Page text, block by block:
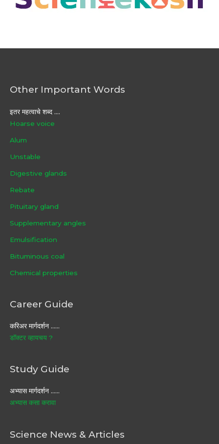
Other Important Words
इतर महत्वाचे शब्द ....
Hoarse voice
Alum
Unstable
Digestive glands
Rebate
Pituitary gland
Supplementary angles
Emulsification
Bituminous coal
Chemical properties
Career Guide
करिअर मार्गदर्शन ……
डॉक्टर व्हायचय ?
Study Guide
अभ्यास मार्गदर्शन ……
अभ्यास कसा करावा
Science News & Articles